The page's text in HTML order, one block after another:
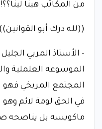
من المكاتب هيناً
((لله درك أبو القوانين))
– الأستاذ المربي
الموسوعه العلملية
المجتمع المريخي
في الحق لومة لائم وهو
ماكويسه بل يناصحه